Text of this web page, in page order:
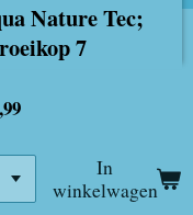
Nature Tec;
7
In
winkelwagen